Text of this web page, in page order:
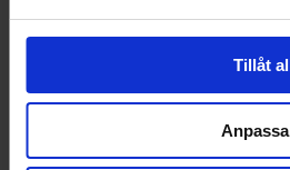
Tillåt
Anpassa
- LENZING™ ECOVERO™ er en viskosefiber
AG. Sammenlignet med tradisjonelt
ressurseffektiv med mindre
behandles under produksjon, blir resirkulert